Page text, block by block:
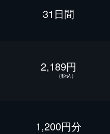
31日間
2,189円
（税込）
1,200円分